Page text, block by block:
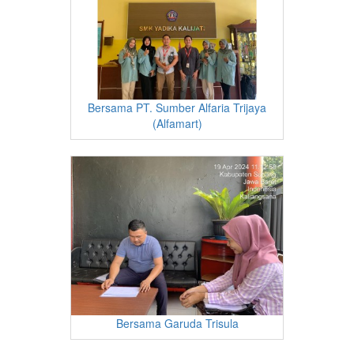
Bersama PT. Sumber Alfaria Trijaya
(Alfamart)
Bersama Garuda Trisula